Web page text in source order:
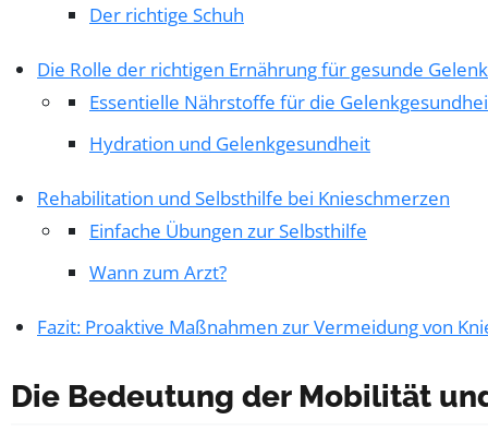
Der richtige Schuh
Die Rolle der richtigen Ernährung für gesunde
Essentielle Nährstoffe für die
Hydration und Gelenkgesundheit
Rehabilitation und Selbsthilfe bei Knieschmerzen
Einfache Übungen zur Selbsthilfe
Wann zum Arzt?
Fazit: Proaktive Maßnahmen zur Vermeidung von
Die Bedeutung der Mobilität